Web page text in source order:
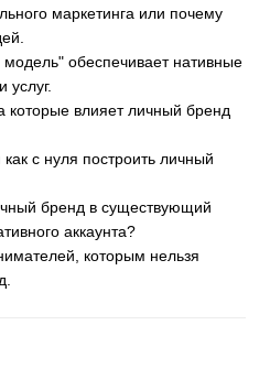
маркетинга или почему
модель" обеспечивает нативные
услуг.
которые влияет личный бренд
с нуля построить личный
бренд в существующий
аккаунта?
которым нельзя